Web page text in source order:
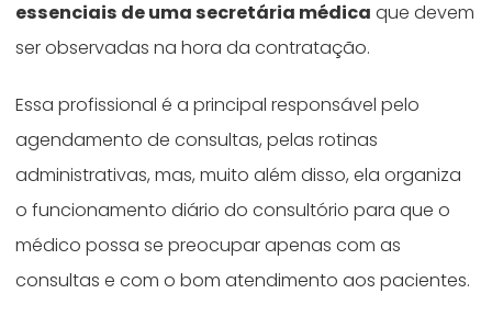
essenciais de uma secretária médica que devem
ser observadas na hora da contratação.
Essa profissional é a principal responsável pelo
agendamento de consultas, pelas rotinas
administrativas, mas, muito além disso, ela organiza
o funcionamento diário do consultório para que o
médico possa se preocupar apenas com as
consultas e com o bom atendimento aos pacientes.